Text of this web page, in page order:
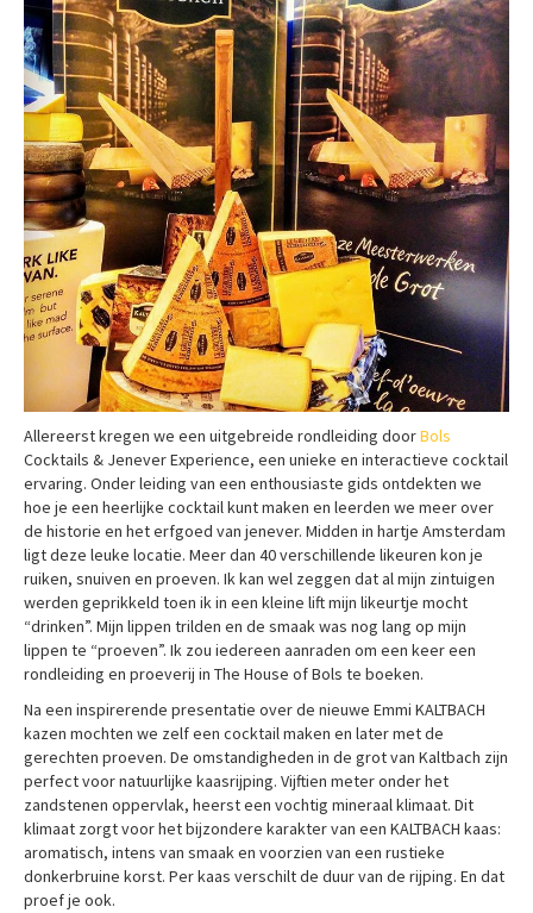
Allereerst kregen we een uitgebreide rondleiding doorBols
Cocktails & Jenever Experience, een unieke en interactieve cocktail
ervaring. Onder leiding van een enthousiaste gids ontdekten we
hoe je een heerlijke cocktail kunt maken en leerden we meer over
de historie en het erfgoed van jenever. Midden in hartje Amsterdam
ligt deze leuke locatie. Meer dan 40 verschillende likeuren kon je
ruiken, snuiven en proeven. Ik kan wel zeggen dat al mijn zintuigen
werden geprikkeld toen ik in een kleine lift mijn likeurtje mocht
“drinken”. Mijn lippen trilden en de smaak was nog lang op mijn
lippen te “proeven”. Ik zou iedereen aanraden om een keer een
rondleiding en proeverij in The House of Bols te boeken.
Na een inspirerende presentatie over de nieuwe Emmi KALTBACH
kazen mochten we zelf een cocktail maken en later met de
gerechten proeven. De omstandigheden in de grot van Kaltbach zijn
perfect voor natuurlijke kaasrijping. Vijftien meter onder het
zandstenen oppervlak, heerst een vochtig mineraal klimaat. Dit
klimaat zorgt voor het bijzondere karakter van een KALTBACH kaas:
aromatisch, intens van smaak en voorzien van een rustieke
donkerbruine korst. Per kaas verschilt de duur van de rijping. En dat
proef je ook.